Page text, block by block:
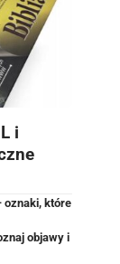
i
oznaki, które
objawy i